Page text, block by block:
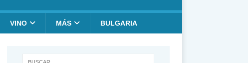
VINO MÁS BULGARIA